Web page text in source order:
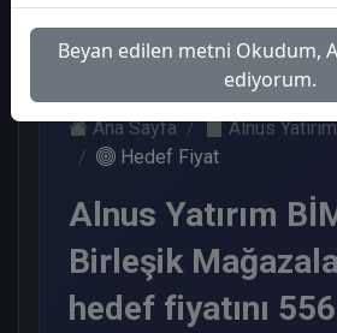
Perşembe, 13 Haziran 2024
Ana Sayfa Alnus Yatırım
Hedef Fiyat
Alnus Yatırım
Birleşik
hedef fiyatını
Beyan edilen metni Okudum,
ediyorum.